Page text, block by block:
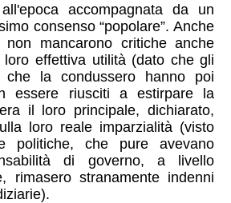
accompagnata da un
consenso “popolare”. Anche
non mancarono critiche anche
effettiva utilità (dato che gli
che la condussero hanno poi
essere riusciti a estirpare la
il loro principale, dichiarato,
loro reale imparzialità (visto
politiche, che pure avevano
di governo, a livello
rimasero stranamente indenni